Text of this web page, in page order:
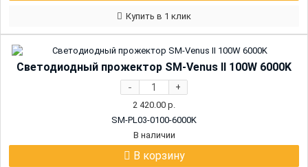
Купить в 1 клик
Светодиодный прожектор SM-Venus II 100W 6000K
- +
2 420.00 р.
SM-PL03-0100-6000K
В наличии
В корзину